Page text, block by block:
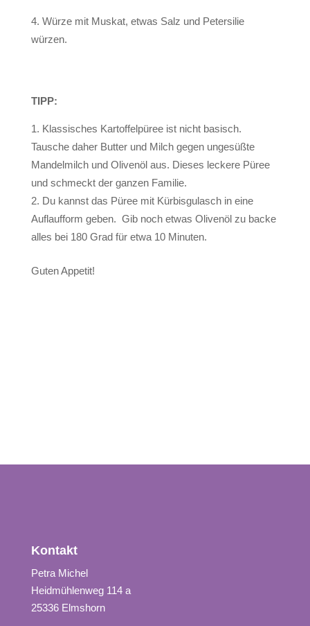
Würze mit Muskat, etwas Salz und Petersilie
würzen.
TIPP:
Klassisches Kartoffelpüree ist nicht basisch.
Tausche daher Butter und Milch gegen ungesüßte
Mandelmilch und Olivenöl aus. Dieses leckere Püree
und schmeckt der ganzen Familie.
Du kannst das Püree mit Kürbisgulasch in eine
Auflaufform geben. Gib noch etwas Olivenöl zu backe
alles bei 180 Grad für etwa 10 Minuten.
Guten Appetit!
Kontakt
Petra Michel
Heidmühlenweg 114 a
25336 Elmshorn